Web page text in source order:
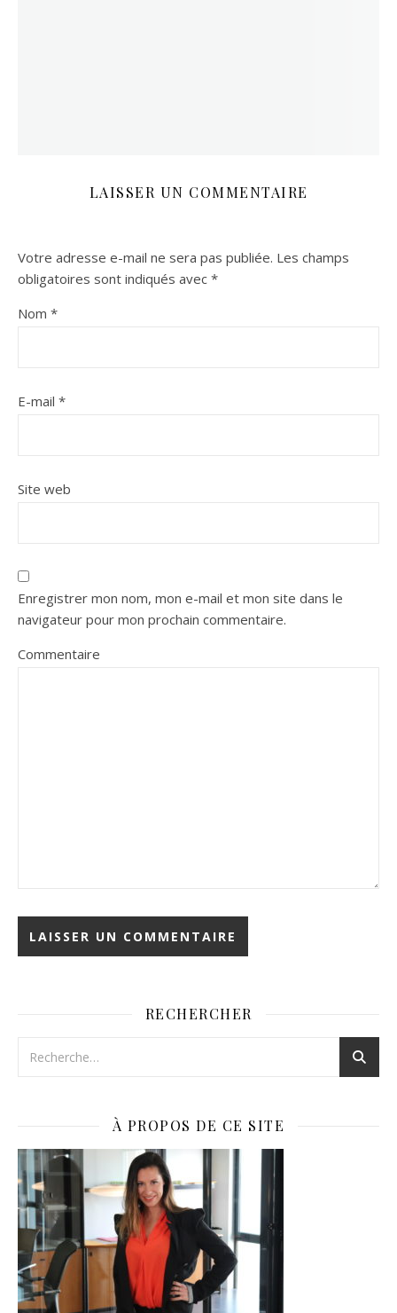
LAISSER UN COMMENTAIRE
Votre adresse e-mail ne sera pas publiée. Les champs
obligatoires sont indiqués avec *
Nom *
E-mail *
Site web
Enregistrer mon nom, mon e-mail et mon site dans le
navigateur pour mon prochain commentaire.
Commentaire
RECHERCHER
À PROPOS DE CE SITE